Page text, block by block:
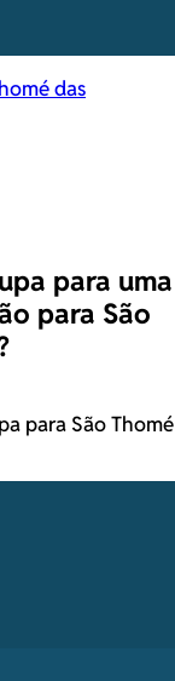
para uma
para São
para São Thomé